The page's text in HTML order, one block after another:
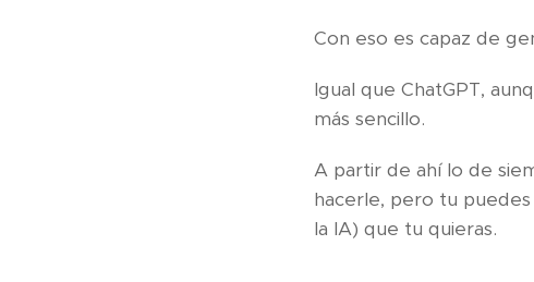
Con eso es capaz de
Igual que ChatGPT,
más sencillo.
A partir de ahí lo de
hacerle, pero tu
la IA) que tu quieras.